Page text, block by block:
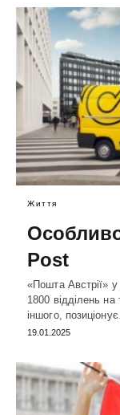
Життя
Post
«Пошта Австрії» у
1800 відділень на
іншого,
19.01.2025